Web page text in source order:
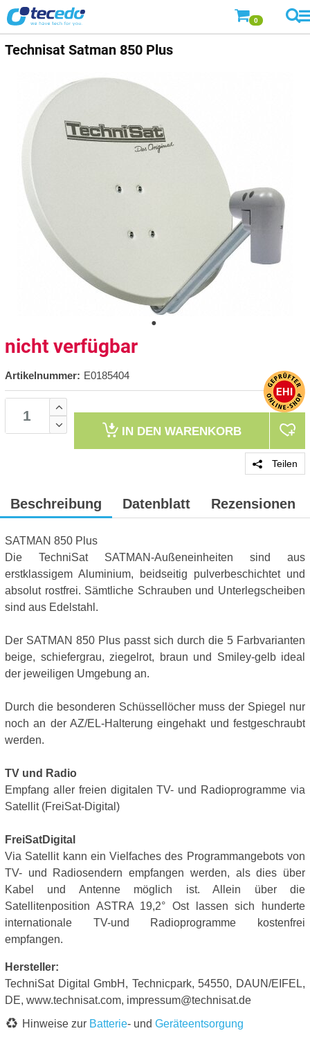
0
Technisat Satman 850 Plus
nicht verfügbar
Artikelnummer: E0185404
IN DEN WARENKORB
Teilen
Beschreibung Datenblatt Rezensionen
SATMAN 850 Plus
Die TechniSat SATMAN-Außeneinheiten sind aus
erstklassigem Aluminium, beidseitig pulverbeschichtet und
absolut rostfrei. Sämtliche Schrauben und Unterlegscheiben
sind aus Edelstahl.
Der SATMAN 850 Plus passt sich durch die 5 Farbvarianten
beige, schiefergrau, ziegelrot, braun und Smiley-gelb ideal
der jeweiligen Umgebung an.
Durch die besonderen Schüssellöcher muss der Spiegel nur
noch an der AZ/EL-Halterung eingehakt und festgeschraubt
werden.
TV und Radio
Empfang aller freien digitalen TV- und Radioprogramme via
Satellit (FreiSat-Digital)
FreiSatDigital
Via Satellit kann ein Vielfaches des Programmangebots von
TV- und Radiosendern empfangen werden, als dies über
Kabel und Antenne möglich ist. Allein über die
Satellitenposition ASTRA 19,2° Ost lassen sich hunderte
internationale TV-und Radioprogramme kostenfrei
empfangen.
Hersteller:
TechniSat Digital GmbH, Technicpark, 54550, DAUN/EIFEL,
DE, www.technisat.com, impressum@technisat.de
Hinweise zur Batterie- und Geräteentsorgung